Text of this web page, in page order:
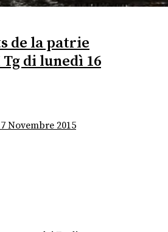
de la patrie
di lunedì 16
Novembre 2015